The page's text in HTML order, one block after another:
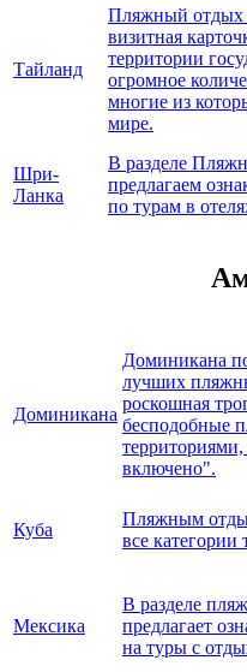
Тайланд
Пляжный отдых
визитная
территории
огромное
многие из
мире.
Шри-
Ланка
В разделе
предлагаем
по турам в
Доминикана
Доминикана
лучших
роскошная
бесподобные
территориями,
включено".
Куба
Пляжным
все категории
Мексика
В разделе
предлагает
на туры с